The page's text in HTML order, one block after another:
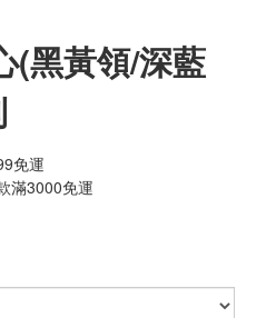
(黑黃領/深藍
免運
滿3000免運